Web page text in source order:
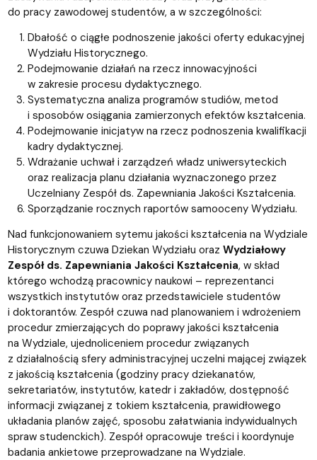
do pracy zawodowej studentów, a w szczególności:
Dbałość o ciągłe podnoszenie jakości oferty edukacyjnej
Wydziału Historycznego.
Podejmowanie działań na rzecz innowacyjności
w zakresie procesu dydaktycznego.
Systematyczna analiza programów studiów, metod
i sposobów osiągania zamierzonych efektów kształcenia.
Podejmowanie inicjatyw na rzecz podnoszenia kwalifikacji
kadry dydaktycznej.
Wdrażanie uchwał i zarządzeń władz uniwersyteckich
oraz realizacja planu działania wyznaczonego przez
Uczelniany Zespół ds. Zapewniania Jakości Kształcenia.
Sporządzanie rocznych raportów samooceny Wydziału.
Nad funkcjonowaniem sytemu jakości kształcenia na Wydziale
Historycznym czuwa Dziekan Wydziału oraz Wydziałowy
Zespół ds. Zapewniania Jakości Kształcenia, w skład
którego wchodzą pracownicy naukowi – reprezentanci
wszystkich instytutów oraz przedstawiciele studentów
i doktorantów. Zespół czuwa nad planowaniem i wdrożeniem
procedur zmierzających do poprawy jakości kształcenia
na Wydziale, ujednoliceniem procedur związanych
z działalnością sfery administracyjnej uczelni mającej związek
z jakością kształcenia (godziny pracy dziekanatów,
sekretariatów, instytutów, katedr i zakładów, dostępność
informacji związanej z tokiem kształcenia, prawidłowego
układania planów zajęć, sposobu załatwiania indywidualnych
spraw studenckich). Zespół opracowuje treści i koordynuje
badania ankietowe przeprowadzane na Wydziale.